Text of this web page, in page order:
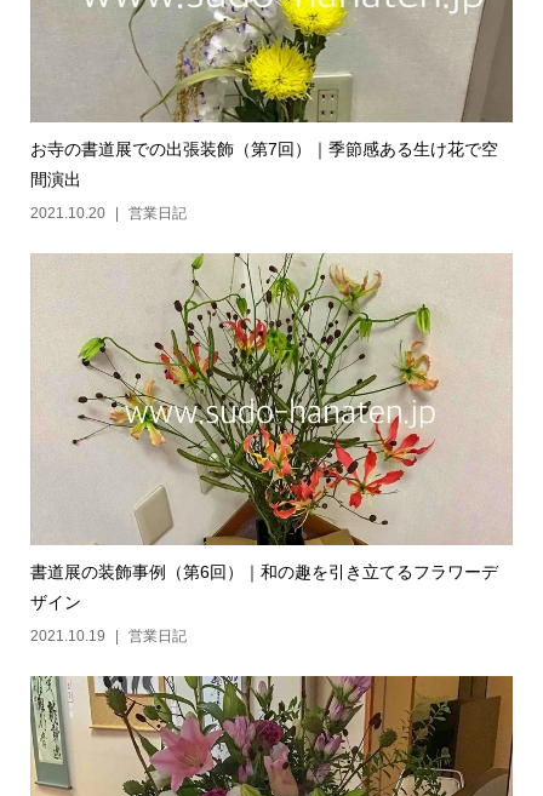
お寺の書道展での出張装飾（第7回）｜季節感ある生け花で空
間演出
2021.10.20 営業日記
書道展の装飾事例（第6回）｜和の趣を引き立てるフラワーデ
ザイン
2021.10.19 営業日記